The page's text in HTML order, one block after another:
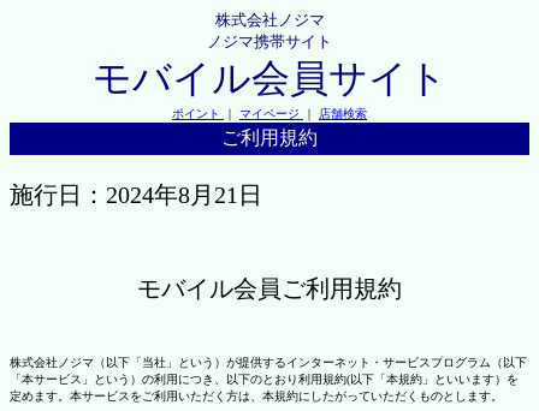
株式会社ノジマ
ノジマ携帯サイト
モバイル会員サイト
ポイント ｜ マイページ ｜ 店舗検索
ご利用規約
施行日：2024年8月21日
モバイル会員ご利用規約
株式会社ノジマ（以下「当社」という）が提供するインターネット・サービスプログラム（以下
「本サービス」という）の利用につき、以下のとおり利用規約(以下「本規約」といいます）を
定めます。本サービスをご利用いただく方は、本規約にしたがっていただくものとします。